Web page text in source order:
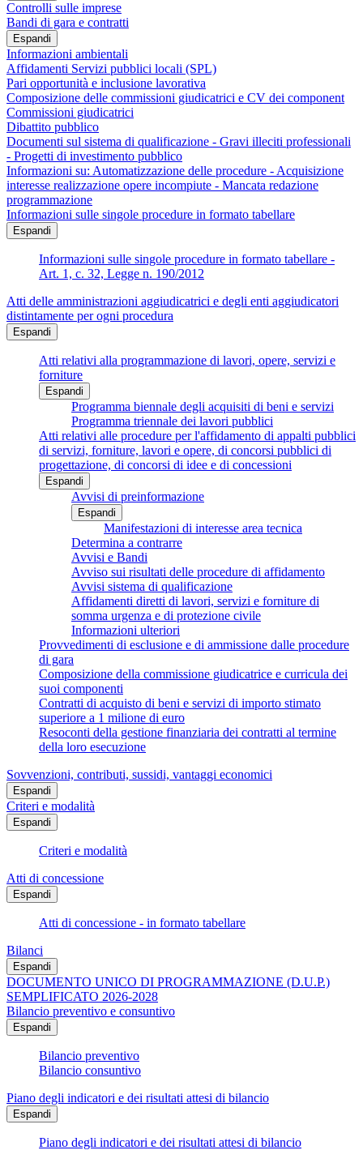
Controlli sulle imprese
Bandi di gara e contratti
Espandi
Informazioni ambientali
Affidamenti Servizi pubblici locali (SPL)
Pari opportunità e inclusione lavorativa
Composizione delle commissioni giudicatrici e CV dei component
Commissioni giudicatrici
Dibattito pubblico
Documenti sul sistema di qualificazione - Gravi illeciti professionali
- Progetti di investimento pubblico
Informazioni su: Automatizzazione delle procedure - Acquisizione
interesse realizzazione opere incompiute - Mancata redazione
programmazione
Informazioni sulle singole procedure in formato tabellare
Espandi
Informazioni sulle singole procedure in formato tabellare -
Art. 1, c. 32, Legge n. 190/2012
Atti delle amministrazioni aggiudicatrici e degli enti aggiudicatori
distintamente per ogni procedura
Espandi
Atti relativi alla programmazione di lavori, opere, servizi e
forniture
Espandi
Programma biennale degli acquisiti di beni e servizi
Programma triennale dei lavori pubblici
Atti relativi alle procedure per l'affidamento di appalti pubblici
di servizi, forniture, lavori e opere, di concorsi pubblici di
progettazione, di concorsi di idee e di concessioni
Espandi
Avvisi di preinformazione
Espandi
Manifestazioni di interesse area tecnica
Determina a contrarre
Avvisi e Bandi
Avviso sui risultati delle procedure di affidamento
Avvisi sistema di qualificazione
Affidamenti diretti di lavori, servizi e forniture di
somma urgenza e di protezione civile
Informazioni ulteriori
Provvedimenti di esclusione e di ammissione dalle procedure
di gara
Composizione della commissione giudicatrice e curricula dei
suoi componenti
Contratti di acquisto di beni e servizi di importo stimato
superiore a 1 milione di euro
Resoconti della gestione finanziaria dei contratti al termine
della loro esecuzione
Sovvenzioni, contributi, sussidi, vantaggi economici
Espandi
Criteri e modalità
Espandi
Criteri e modalità
Atti di concessione
Espandi
Atti di concessione - in formato tabellare
Bilanci
Espandi
DOCUMENTO UNICO DI PROGRAMMAZIONE (D.U.P.)
SEMPLIFICATO 2026-2028
Bilancio preventivo e consuntivo
Espandi
Bilancio preventivo
Bilancio consuntivo
Piano degli indicatori e dei risultati attesi di bilancio
Espandi
Piano degli indicatori e dei risultati attesi di bilancio